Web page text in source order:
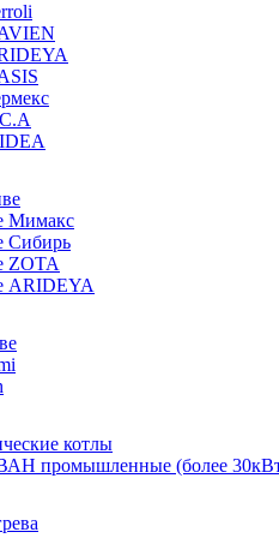
Мимакс
Сибирь
ZOTA
ARIDEYA
котлы
промышленные (более